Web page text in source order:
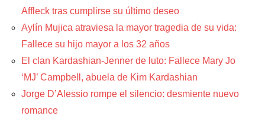
Affleck tras cumplirse su último deseo
Aylín Mujica atraviesa la mayor tragedia de su vida:
Fallece su hijo mayor a los 32 años
El clan Kardashian-Jenner de luto: Fallece Mary Jo
‘MJ’ Campbell, abuela de Kim Kardashian
Jorge D’Alessio rompe el silencio: desmiente nuevo
romance